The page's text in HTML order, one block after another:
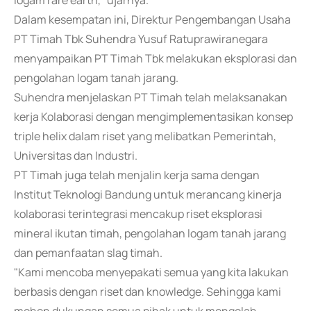
Dalam kesempatan ini, Direktur Pengembangan Usaha
PT Timah Tbk Suhendra Yusuf Ratuprawiranegara
menyampaikan PT Timah Tbk melakukan eksplorasi dan
pengolahan logam tanah jarang.
Suhendra menjelaskan PT Timah telah melaksanakan
kerja Kolaborasi dengan mengimplementasikan konsep
triple helix dalam riset yang melibatkan Pemerintah,
Universitas dan Industri.
PT Timah juga telah menjalin kerja sama dengan
Institut Teknologi Bandung untuk merancang kinerja
kolaborasi terintegrasi mencakup riset eksplorasi
mineral ikutan timah, pengolahan logam tanah jarang
dan pemanfaatan slag timah.
"Kami mencoba menyepakati semua yang kita lakukan
berbasis dengan riset dan knowledge. Sehingga kami